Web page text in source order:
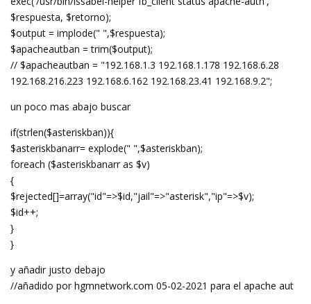
$respuesta, $retorno);
$output = implode(" ",$respuesta);
$apacheautban = trim($output);
// $apacheautban = "192.168.1.3 192.168.1.178 192.168.6.28
192.168.216.223 192.168.6.162 192.168.23.41 192.168.9.2";
un poco mas abajo buscar
if(strlen($asteriskban)){
$asteriskbanarr= explode(" ",$asteriskban);
foreach ($asteriskbanarr as $v)
{
$rejected[]=array("id"=>$id,"jail"=>"asterisk","ip"=>$v);
$id++;
}
}
y añadir justo debajo
//añadido por hgmnetwork.com 05-02-2021 para el apache aut